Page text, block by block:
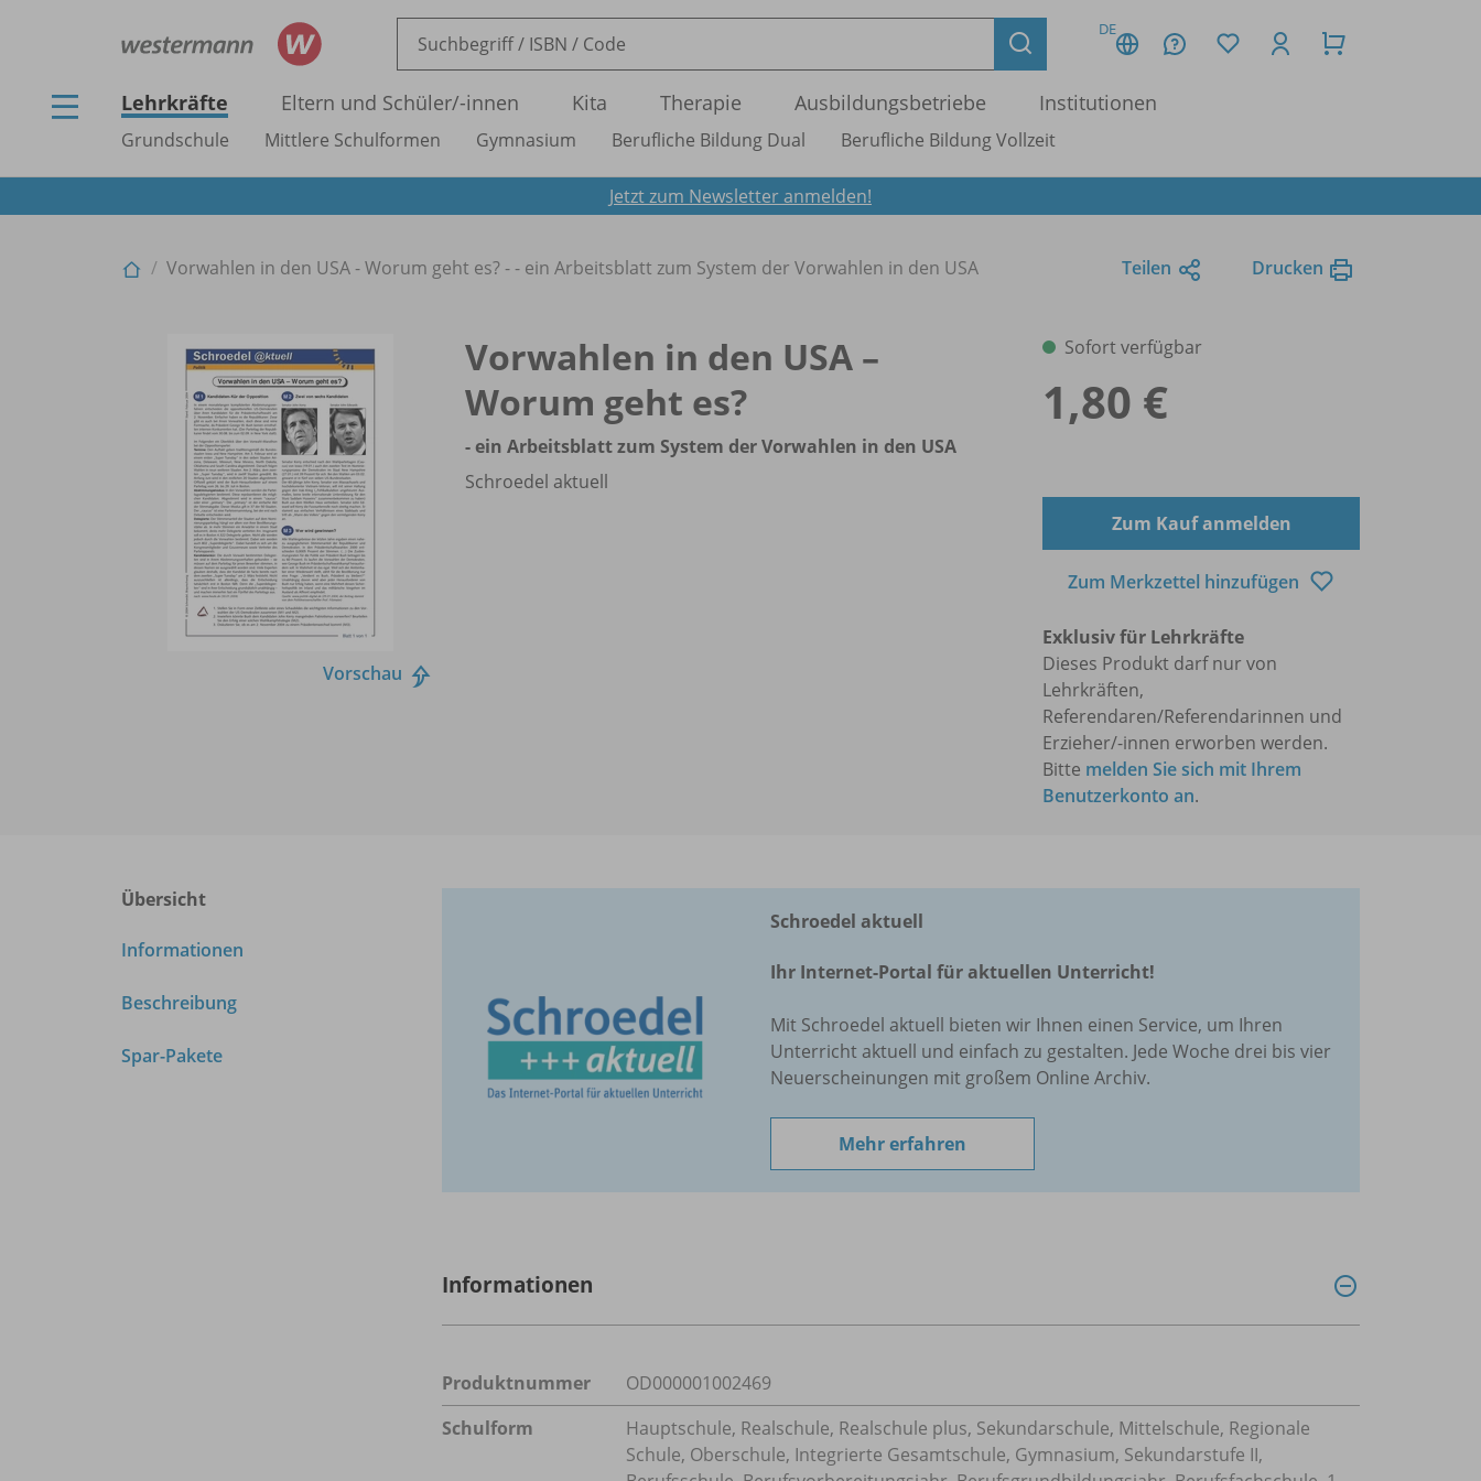
DE
Lehrkräfte Eltern und Schüler/-innen Kita Therapie Ausbildungsbetriebe Institutionen
Grundschule Mittlere Schulformen Gymnasium Berufliche Bildung Dual Berufliche Bildung Vollzeit
Jetzt zum Newsletter anmelden!
Vorwahlen in den USA - Worum geht es? - - ein Arbeitsblatt zum System der Vorwahlen in den USA Teilen Drucken
Vorschau
Vorwahlen in den USA –
Worum geht es?
- ein Arbeitsblatt zum System der Vorwahlen in den USA
Schroedel aktuell
Sofort verfügbar
1,80 €
Zum Kauf anmelden
Zum Merkzettel hinzufügen
Exklusiv für Lehrkräfte
Dieses Produkt darf nur von
Lehrkräften,
Referendaren/Referendarinnen und
Erzieher/-innen erworben werden.
Bitte melden Sie sich mit Ihrem
Benutzerkonto an.
Übersicht
Informationen
Beschreibung
Spar-Pakete
Schroedel aktuell
Ihr Internet-Portal für aktuellen Unterricht!
Mit Schroedel aktuell bieten wir Ihnen einen Service, um Ihren
Unterricht aktuell und einfach zu gestalten. Jede Woche drei bis vier
Neuerscheinungen mit großem Online Archiv.
Mehr erfahren
Informationen
Produktnummer
OD000001002469
Schulform
Hauptschule, Realschule, Realschule plus, Sekundarschule, Mittelschule, Regionale
Schule, Oberschule, Integrierte Gesamtschule, Gymnasium, Sekundarstufe II,